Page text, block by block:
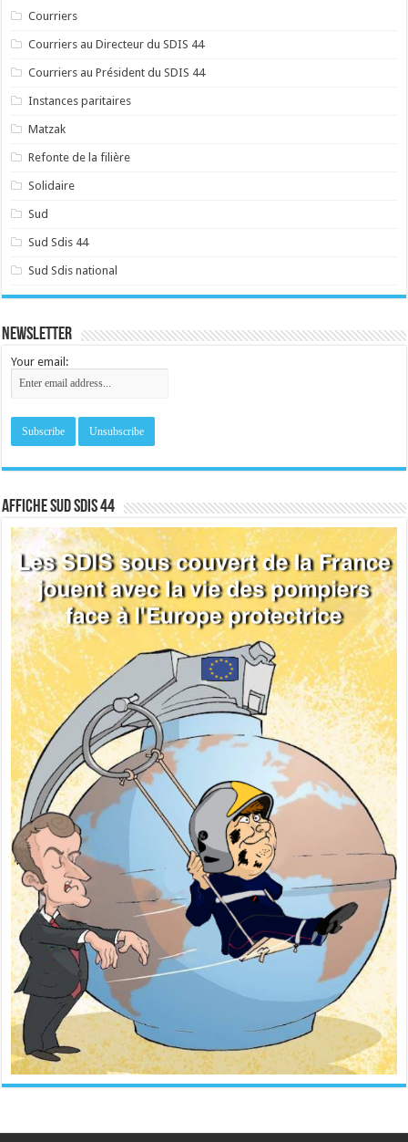
Courriers
Courriers au Directeur du SDIS 44
Courriers au Président du SDIS 44
Instances paritaires
Matzak
Refonte de la filière
Solidaire
Sud
Sud Sdis 44
Sud Sdis national
Newsletter
Your email:
Affiche sud SDIS 44